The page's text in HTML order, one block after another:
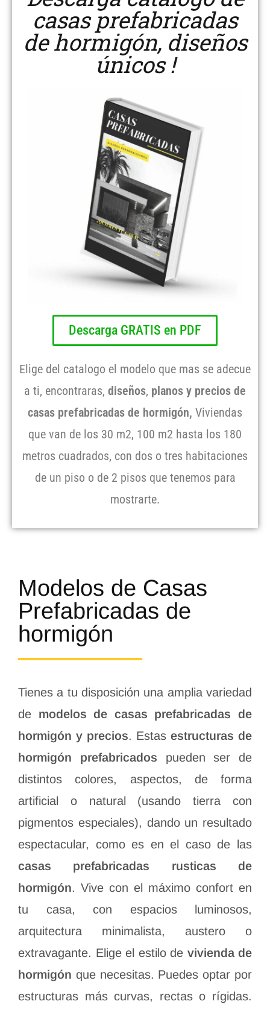
casas prefabricadas
de hormigón, diseños
únicos !
Descarga GRATIS en PDF
Elige del catalogo el modelo que mas se adecue
a ti, encontraras, diseños, planos y precios de
casas prefabricadas de hormigón, Viviendas
que van de los 30 m2, 100 m2 hasta los 180
metros cuadrados, con dos o tres habitaciones
de un piso o de 2 pisos que tenemos para
mostrarte.
Modelos de Casas
Prefabricadas de
hormigón
Tienes a tu disposición una amplia variedad
de modelos de casas prefabricadas de
hormigón y precios. Estas estructuras de
hormigón prefabricados pueden ser de
distintos colores, aspectos, de forma
artificial o natural (usando tierra con
pigmentos especiales), dando un resultado
espectacular, como es en el caso de las
casas prefabricadas rusticas de
hormigón. Vive con el máximo confort en
tu casa, con espacios luminosos,
arquitectura minimalista, austero o
extravagante. Elige el estilo de vivienda de
hormigón que necesitas. Puedes optar por
estructuras más curvas, rectas o rígidas.